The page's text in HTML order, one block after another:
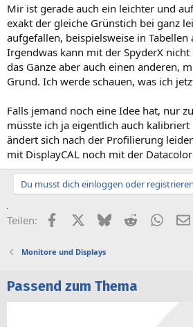
Mir ist gerade auch ein leichter und
exakt der gleiche Grünstich bei ganz
aufgefallen, beispielsweise in Tabellen
Irgendwas kann mit der SpyderX
das Ganze aber auch einen anderen,
Grund. Ich werde schauen, was ich
Falls jemand noch eine Idee hat, nur
müsste ich ja eigentlich auch
ändert sich nach der Profilierung
mit DisplayCAL noch mit der
Du musst dich einloggen oder
Teilen: FacebookX (Twitter)
BlueskyReddit
Monitore und Displays
Passend zum Thema